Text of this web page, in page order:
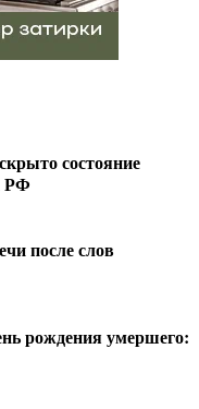
состояние
РФ
после слов
рождения умершего: